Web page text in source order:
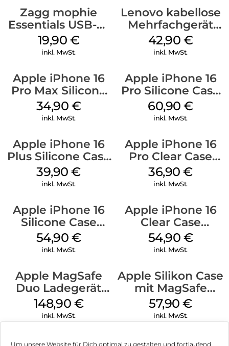
Um unsere Website für Dich optimal zu gestalten und fortlaufend
Zagg mophie
Essentials USB-C-
20W Charger PD
Weiß
19,90 €
inkl. MwSt.
Lenovo kabellose
Mehrfachgerät
Luna Grey
42,90 €
inkl. MwSt.
Apple iPhone 16
Pro Max Silicone
Case MagSafe
Denim
34,90 €
inkl. MwSt.
Apple iPhone 16
Pro Silicone Case
MagSafe Stone
Gray
60,90€
inkl. MwSt.
Apple iPhone 16
Plus Silicone Case
MagSafe Plum
39,90€
inkl. MwSt.
Apple iPhone 16
Pro Clear Case
MagSafe
Transparent
36,90€
inkl. MwSt.
Apple iPhone 16
Silicone Case
MagSafe Black
54,90 €
inkl. MwSt.
Apple iPhone 16
Clear Case
MagSafe
Transparent
54,90 €
inkl. MwSt.
Apple MagSafe
Duo Ladegerät
Weiß
148,90 €
inkl. MwSt.
Apple Silikon Case
mit MagSafe
iPhone 14 Pro
(PRODUCT)RED
57,90€
inkl. MwSt.